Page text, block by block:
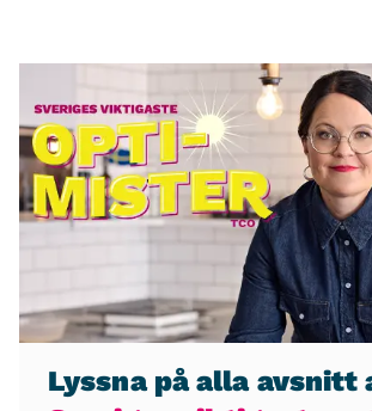
Lyssna på alla avsnitt